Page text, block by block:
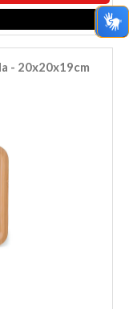
- 20x20x19cm